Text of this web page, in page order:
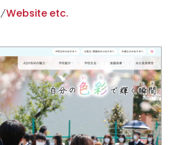
/Website etc.